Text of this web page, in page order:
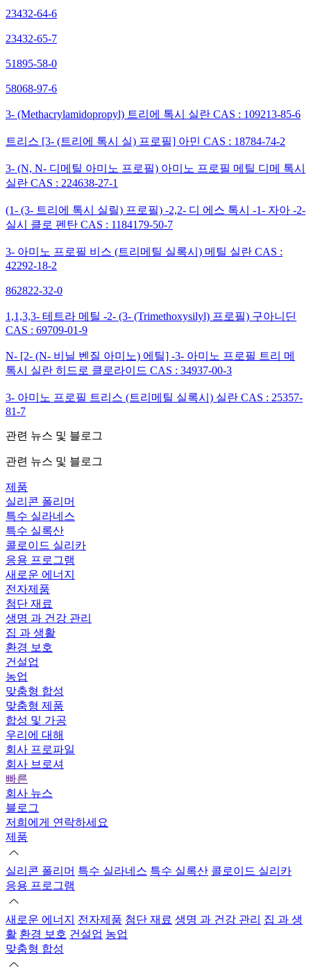
23432-64-6
23432-65-7
51895-58-0
58068-97-6
3- (Methacrylamidopropyl) 트리에 톡시 실란 CAS : 109213-85-6
트리스 [3- (트리에 톡시 실) 프로필] 아민 CAS : 18784-74-2
3- (N, N- 디메틸 아미노 프로필) 아미노 프로필 메틸 디메 톡시
실란 CAS : 224638-27-1
(1- (3- 트리에 톡시 실릴) 프로필) -2,2- 디 에스 톡시 -1- 자아 -2-
실시 클로 펜탄 CAS : 1184179-50-7
3- 아미노 프로필 비스 (트리메틸 실록시) 메틸 실란 CAS :
42292-18-2
862822-32-0
1,1,3,3- 테트라 메틸 -2- (3- (Trimethoxysilyl) 프로필) 구아니딘
CAS : 69709-01-9
N- [2- (N- 비닐 벤질 아미노) 에틸] -3- 아미노 프로필 트리 메
톡시 실란 히드로 클로라이드 CAS : 34937-00-3
3- 아미노 프로필 트리스 (트리메틸 실록시) 실란 CAS : 25357-
81-7
관련 뉴스 및 블로그
관련 뉴스 및 블로그
제품
실리콘 폴리머
특수 실라네스
특수 실록산
콜로이드 실리카
응용 프로그램
새로운 에너지
전자제품
첨단 재료
생명 과 건강 관리
집 과 생활
환경 보호
건설업
농업
맞춤형 합성
맞춤형 제품
합성 및 가공
우리에 대해
회사 프로파일
회사 브로셔
빠른
회사 뉴스
블로그
저희에게 연락하세요
제품
실리콘 폴리머 특수 실라네스 특수 실록산 콜로이드 실리카
응용 프로그램
새로운 에너지 전자제품 첨단 재료 생명 과 건강 관리 집 과 생
활 환경 보호 건설업 농업
맞춤형 합성